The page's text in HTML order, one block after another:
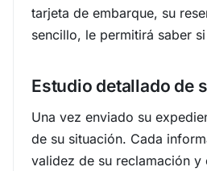
tarjeta de embarque, su
sencillo, le permitirá saber
Estudio detallado de
Una vez enviado su
de su situación. Cada
validez de su reclamación